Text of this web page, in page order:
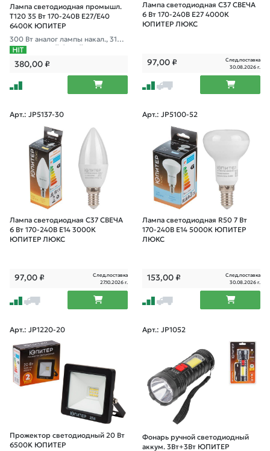
Лампа светодиодная промышл.
T120 35 Вт 170-240В E27/E40
6400К ЮПИТЕР
300 Вт аналог лампы накал., 3150
Лм, холодный белый свет
380,00₽
Лампа светодиодная C37 СВЕЧА
6 Вт 170-240В E27 4000К
ЮПИТЕР ЛЮКС
97,00₽
След.поставка
30.08.2026 г.
Арт.: JP5137-30
Лампа светодиодная C37 СВЕЧА
6 Вт 170-240В E14 3000К
ЮПИТЕР ЛЮКС
97,00₽
След.поставка
27.10.2026 г.
Арт.: JP5100-52
Лампа светодиодная R50 7 Вт
170-240В E14 5000К ЮПИТЕР
ЛЮКС
153,00₽
След.поставка
30.08.2026 г.
Арт.: JP1220-20
Прожектор светодиодный 20 Вт
6500K ЮПИТЕР
Арт.: JP1052
Фонарь ручной светодиодный
аккум. 3Вт+3Вт ЮПИТЕР